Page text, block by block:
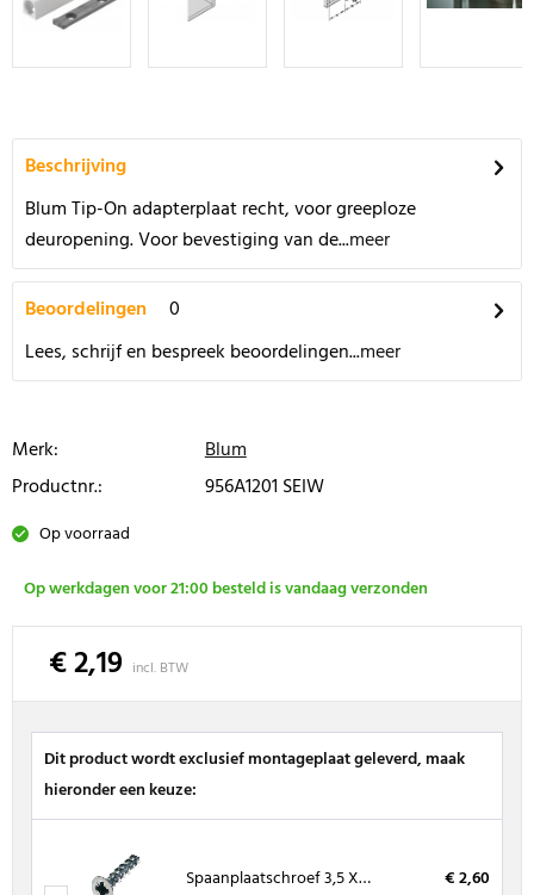
Beschrijving
Blum Tip-On adapterplaat recht, voor greeploze
deuropening. Voor bevestiging van de...meer
Beoordelingen
0
Lees, schrijf en bespreek beoordelingen...meer
Merk:
Blum
Productnr.:
956A1201 SEIW
Op voorraad
Op werkdagen voor 21:00 besteld is vandaag verzonden
€ 2,19 incl. BTW
Dit product wordt exclusief montageplaat geleverd, maak
hieronder een keuze:
Spaanplaatschroef 3,5 X 16 mm, kruiskop (200 stuks) € 2,60